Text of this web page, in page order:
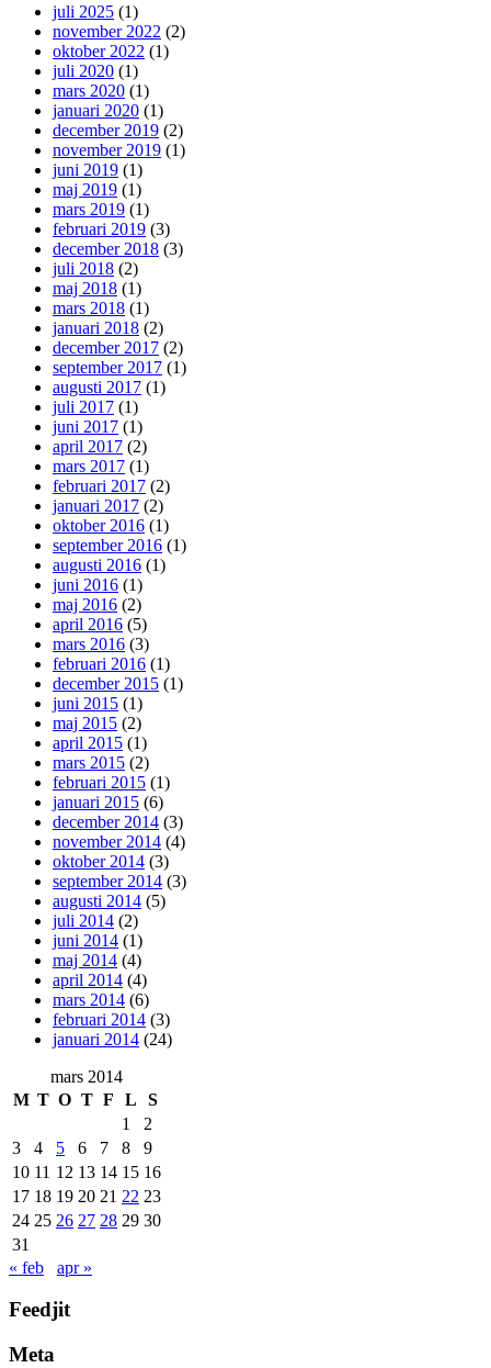
juli 2025 (1)
november 2022 (2)
oktober 2022 (1)
juli 2020 (1)
mars 2020 (1)
januari 2020 (1)
december 2019 (2)
november 2019 (1)
juni 2019 (1)
maj 2019 (1)
mars 2019 (1)
februari 2019 (3)
december 2018 (3)
juli 2018 (2)
maj 2018 (1)
mars 2018 (1)
januari 2018 (2)
december 2017 (2)
september 2017 (1)
augusti 2017 (1)
juli 2017 (1)
juni 2017 (1)
april 2017 (2)
mars 2017 (1)
februari 2017 (2)
januari 2017 (2)
oktober 2016 (1)
september 2016 (1)
augusti 2016 (1)
juni 2016 (1)
maj 2016 (2)
april 2016 (5)
mars 2016 (3)
februari 2016 (1)
december 2015 (1)
juni 2015 (1)
maj 2015 (2)
april 2015 (1)
mars 2015 (2)
februari 2015 (1)
januari 2015 (6)
december 2014 (3)
november 2014 (4)
oktober 2014 (3)
september 2014 (3)
augusti 2014 (5)
juli 2014 (2)
juni 2014 (1)
maj 2014 (4)
april 2014 (4)
mars 2014 (6)
februari 2014 (3)
januari 2014 (24)
mars 2014
M T O T F L
S
1
2
3
4 5 6 7 8
9
10 11 12 13 14 15 16
17 18 19 20 21 22 23
24 25 26 27 28 29 30
31
« feb
apr »
Feedjit
Meta